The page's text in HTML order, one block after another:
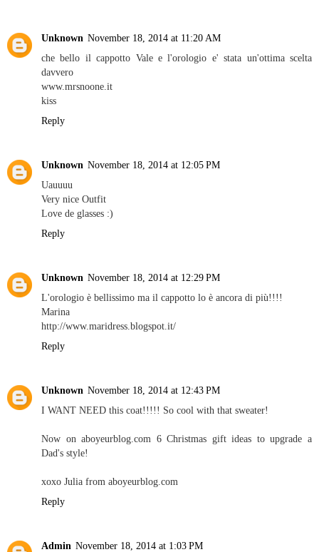
Unknown November 18, 2014 at 11:20 AM
che bello il cappotto Vale e l'orologio e' stata un'ottima scelta
davvero
www.mrsnoone.it
kiss
Reply
Unknown November 18, 2014 at 12:05 PM
Uauuuu
Very nice Outfit
Love de glasses :)
Reply
Unknown November 18, 2014 at 12:29 PM
L'orologio è bellissimo ma il cappotto lo è ancora di più!!!!
Marina
http://www.maridress.blogspot.it/
Reply
Unknown November 18, 2014 at 12:43 PM
I WANT NEED this coat!!!!! So cool with that sweater!
Now on aboyeurblog.com 6 Christmas gift ideas to upgrade a
Dad's style!
xoxo Julia from aboyeurblog.com
Reply
Admin November 18, 2014 at 1:03 PM